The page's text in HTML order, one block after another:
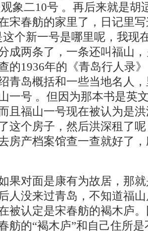
象二10号 。再后来就是胡
宋春舫的家里了，日记里
这个新一号是哪里呢，我现
成两条了，一条还叫福山
的1936年的《青岛行人录
青岛概括和一些当地名人
一号 。但因为那本书是英
且福山一号现在被认为是
这个房子，然后洪深租了
房产档案馆查一查就好了
对面是康有为故居，那就
人没来过青岛，不知道福
被认定是宋春舫的褐木庐
舫的“褐木庐”和自己住所